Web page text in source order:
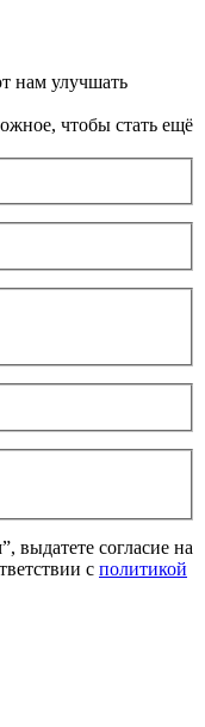
нам улучшать
чтобы стать ещё
выдатете согласие на
с политикой